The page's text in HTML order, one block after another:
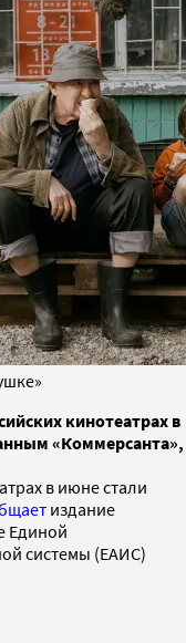
кинотеатрах в
«Коммерсанта»,
в июне стали
издание
Единой
системы (ЕАИС)